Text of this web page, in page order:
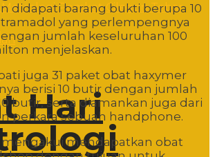
Hari
didapati barang bukti berupa 10
yang perlempengnya
jumlah keseluruhan 100
menjelaskan.
juga 31 paket obat haxymer
berisi 10 butir dengan jumlah
butir, serta diamankan juga dari
perkara sebuah handphone.
mengakui mendapatkan obat